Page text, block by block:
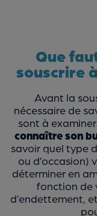
Que
souscrire
Avant la
nécessaire de
sont à
connaître son
savoir quel type
ou d’occasion)
déterminer en
fonction de
d’endettement,